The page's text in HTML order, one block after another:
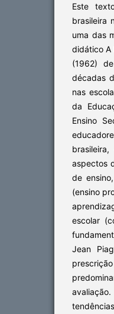
Este
brasileira
uma das
didático A
(1962)
décadas
nas
da
Ensino
aspectos
de
(ensino
escolar
Jean